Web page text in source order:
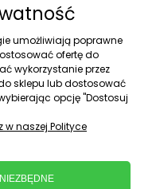
16:00
umożliwiają poprawne
ofertę do
wykorzystanie przez
sklepu lub dostosować
opcję "Dostosuj
w naszej Polityce